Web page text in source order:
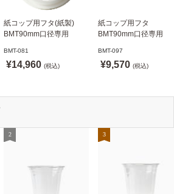
紙コップ用フタ(紙製)
BMT90mm口径専用
ドリンキングリッド
※適合品番あり ※沖縄・
BMT-081
¥14,960 (税込)
紙コップ用フタ
BMT90mm口径専用
ノーストローフタ
※適合品番あり ※沖縄
BMT-097
¥9,570 (税込)